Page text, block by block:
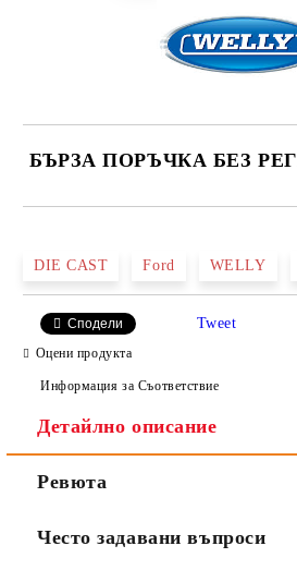
БЪРЗА ПОРЪЧКА БЕЗ
Ние ще се свържем с вас в рамките на
DIE CAST Ford WELLY
Сподели Tweet
Оцени продукта
Информация за Съответствие
Детайлно описание
Ревюта
Често задавани въпроси